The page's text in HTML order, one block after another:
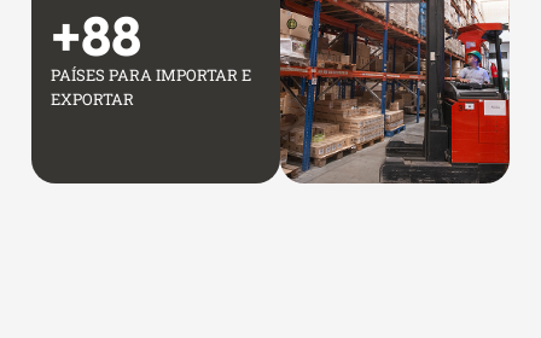
PAÍSES PARA IMPORTAR E
EXPORTAR
+88